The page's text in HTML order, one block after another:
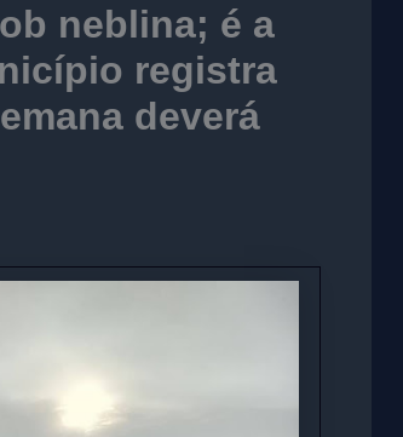
neblina; é a
registra
deverá